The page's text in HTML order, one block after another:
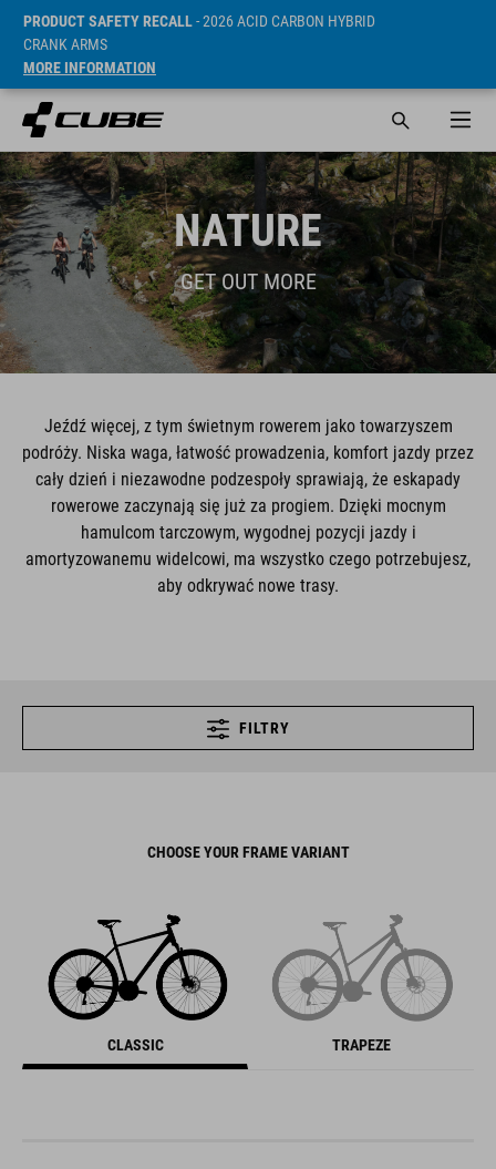
PRODUCT SAFETY RECALL- 2026 ACID CARBON HYBRID
CRANK ARMS
MORE INFORMATION
NATURE
GET OUT MORE
Jeźdź więcej, z tym świetnym rowerem jako towarzyszem
podróży. Niska waga, łatwość prowadzenia, komfort jazdy przez
cały dzień i niezawodne podzespoły sprawiają, że eskapady
rowerowe zaczynają się już za progiem. Dzięki mocnym
hamulcom tarczowym, wygodnej pozycji jazdy i
amortyzowanemu widelcowi, ma wszystko czego potrzebujesz,
aby odkrywać nowe trasy.
FILTRY
CHOOSE YOUR FRAME VARIANT
CLASSIC TRAPEZE